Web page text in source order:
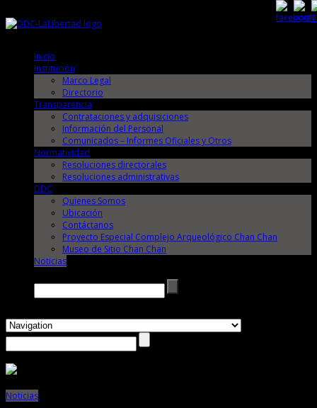
Inicio
Institución
Marco Legal
Directorio
Transparencia
Contrataciones y adquisiciones
Información del Personal
Comunicados – Informes Oficiales y Otros
Normatividad
Resoluciones directorales
Resoluciones administrativas
DDC
Quienes Somos
Ubicación
Contáctanos
Proyecto Especial Complejo Arqueológico Chan Chan
Museo de Sitio Chan Chan
Noticias
Noticias